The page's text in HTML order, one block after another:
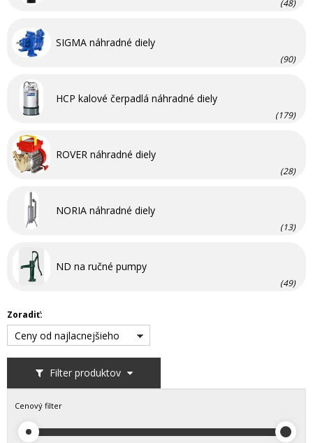
(48)
SIGMA náhradné diely
(90)
HCP kalové čerpadlá náhradné diely
(179)
ROVER náhradné diely
(28)
NORIA náhradné diely
(13)
ND na ručné pumpy
(49)
Filter produktov
Zoradiť:
Ceny od najlacnejšieho
Cenový filter